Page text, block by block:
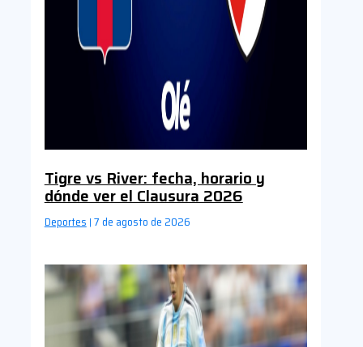
Tigre vs River: fecha, horario y
dónde ver el Clausura 2026
Deportes | 7 de agosto de 2026